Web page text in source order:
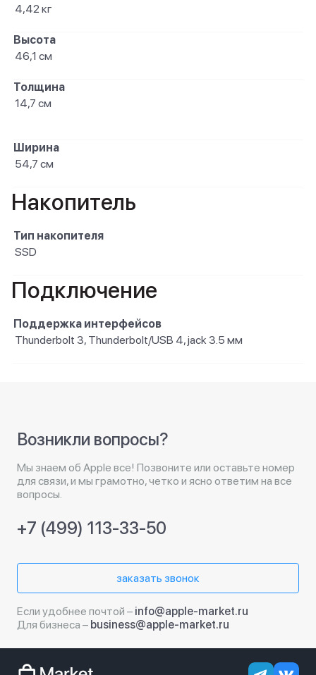
4,42 кг
Высота
46,1 см
Толщина
14,7 см
Ширина
54,7 см
Накопитель
Тип накопителя
SSD
Подключение
Поддержка интерфейсов
Thunderbolt 3, Thunderbolt/USB 4, jack 3.5 мм
Возникли вопросы?
Мы знаем об Apple все! Позвоните или оставьте номер
для связи, и мы грамотно, четко и ясно ответим на все
вопросы.
+7 (499) 113-33-50
заказать звонок
Если удобнее почтой – info@apple-market.ru
Для бизнеса – business@apple-market.ru